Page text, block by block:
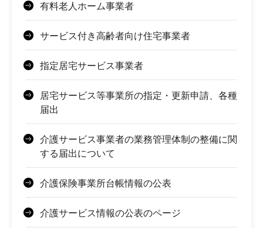
有料老人ホーム事業者
サービス付き高齢者向け住宅事業者
指定居宅サービス事業者
居宅サービス等事業所の指定・更新申請、各種
届出
介護サービス事業者の業務管理体制の整備に関
する届出について
介護保険事業所台帳情報の公表
介護サービス情報の公表のページ